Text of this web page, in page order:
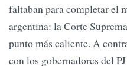
faltaban para completar el
argentina: la Corte
punto más caliente. A
con los gobernadores del